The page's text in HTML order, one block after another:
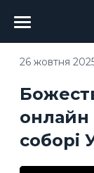
Головне
меню
онлайн
соборі
26 жовтня